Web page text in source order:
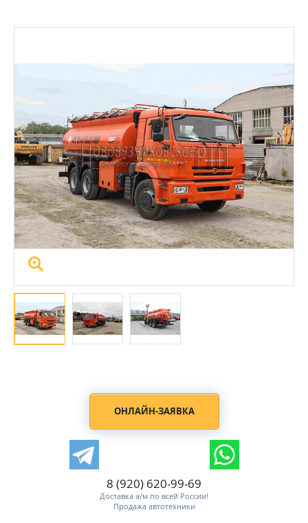
ЗАПАСНЫЕ ЧАСТИ
РЕМОНТ ДВИГАТЕЛЕЙ КАМАЗ
ФОТОГАЛЕРЕЯ
КОНТАКТНАЯ ИНФОРМАЦИЯ
ОНЛАЙН-ЗАЯВКА
8 (920) 620-99-69
Доставка а/м по всей России!
Продажа автотехники